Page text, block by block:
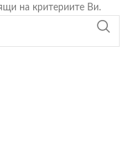
на критериите Ви.